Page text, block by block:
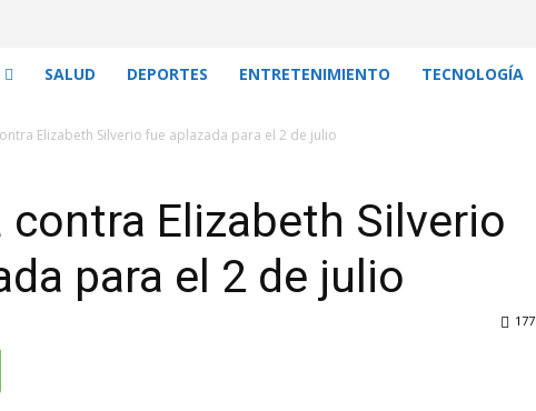
SALUD DEPORTES ENTRETENIMIENTO TECNOLOGÍA
Elizabeth Silverio fue aplazada para el 2 de julio
contra Elizabeth Silverio
para el 2 de julio
177